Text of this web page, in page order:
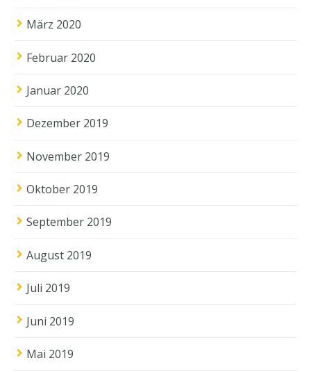
März 2020
Februar 2020
Januar 2020
Dezember 2019
November 2019
Oktober 2019
September 2019
August 2019
Juli 2019
Juni 2019
Mai 2019